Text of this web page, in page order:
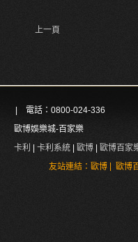
上一頁
| 電話：0800-024-336
歐博娛樂城-百家樂
卡利
卡利系統 歐博
歐博百家
友站連結： 歐博| 歐博